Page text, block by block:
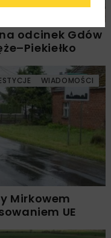
na odcinek Gdów
WIADOMOŚCI
Mirkowem
UE